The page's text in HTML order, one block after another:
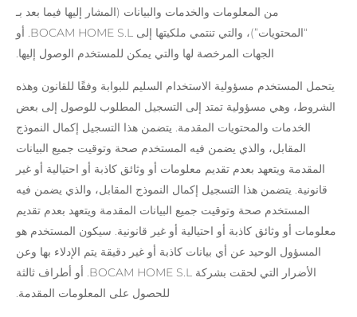
من المعلومات والخدمات والبيانات (المشار إليها فيما بعد بـ
“المحتويات”)، والتي تنتمي ملكيتها إلى BOCAM HOME S.L. أو
الجهات المرخصة لها والتي يمكن للمستخدم الوصول إليها.
يتحمل المستخدم مسؤولية الاستخدام السليم للبوابة وفقًا للقانون وهذه
الشروط، وهي مسؤولية تمتد إلى التسجيل المطلوب للوصول إلى بعض
الخدمات والمحتويات المقدمة. يتضمن هذا التسجيل إكمال النموذج
المقابل، والذي يضمن فيه المستخدم صحة وتوقيت جميع البيانات
المقدمة ويتعهد بعدم تقديم معلومات أو وثائق كاذبة أو احتيالية أو غير
قانونية. يتضمن هذا التسجيل إكمال النموذج المقابل، والذي يضمن فيه
المستخدم صحة وتوقيت جميع البيانات المقدمة ويتعهد بعدم تقديم
معلومات أو وثائق كاذبة أو احتيالية أو غير قانونية. سيكون المستخدم هو
المسؤول الوحيد عن أي بيانات كاذبة أو غير دقيقة يتم الإدلاء بها وعن
الأضرار التي لحقت بشركة BOCAM HOME S.L. أو أطراف ثالثة
للحصول على المعلومات المقدمة.